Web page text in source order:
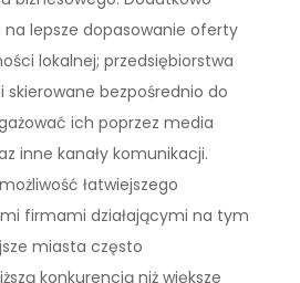
na lepsze dopasowanie oferty
lokalnej; przedsiębiorstwa
bezpośrednio do
ich poprzez media
inne kanały komunikacji.
łatwiejszego
firmami działającymi na tym
miasta często
konkurencją niż większe